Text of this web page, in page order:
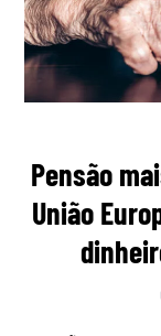
Pensão
União